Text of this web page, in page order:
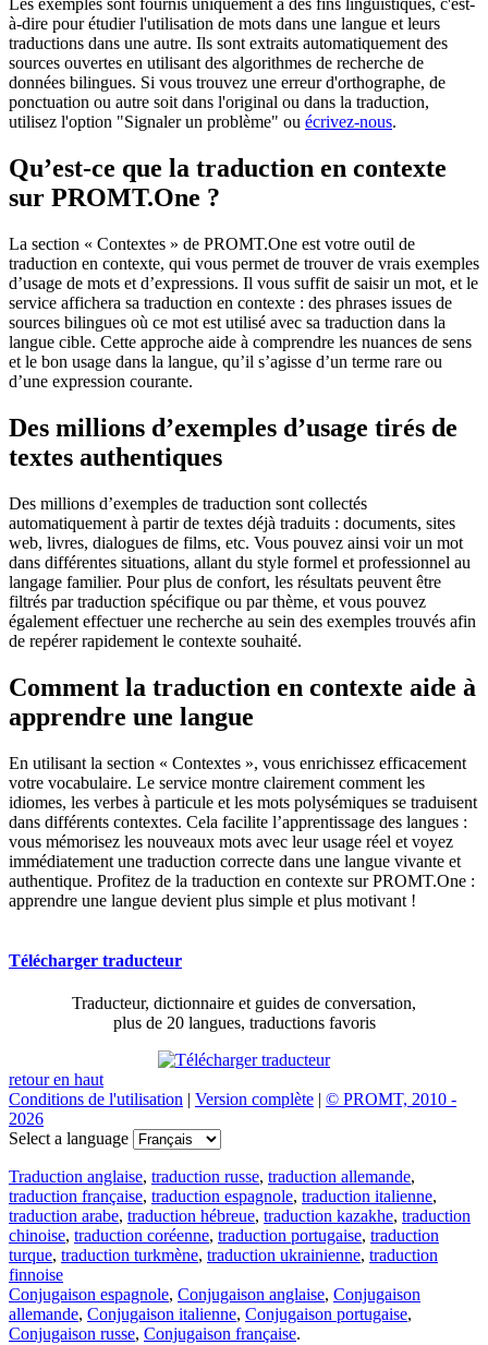
Les exemples sont fournis uniquement à des fins linguistiques, c'est-
à-dire pour étudier l'utilisation de mots dans une langue et leurs
traductions dans une autre. Ils sont extraits automatiquement des
sources ouvertes en utilisant des algorithmes de recherche de
données bilingues. Si vous trouvez une erreur d'orthographe, de
ponctuation ou autre soit dans l'original ou dans la traduction,
utilisez l'option "Signaler un problème" ou écrivez-nous.
Qu’est-ce que la traduction en contexte
sur PROMT.One ?
La section « Contextes » de PROMT.One est votre outil de
traduction en contexte, qui vous permet de trouver de vrais exemples
d’usage de mots et d’expressions. Il vous suffit de saisir un mot, et le
service affichera sa traduction en contexte : des phrases issues de
sources bilingues où ce mot est utilisé avec sa traduction dans la
langue cible. Cette approche aide à comprendre les nuances de sens
et le bon usage dans la langue, qu’il s’agisse d’un terme rare ou
d’une expression courante.
Des millions d’exemples d’usage tirés de
textes authentiques
Des millions d’exemples de traduction sont collectés
automatiquement à partir de textes déjà traduits : documents, sites
web, livres, dialogues de films, etc. Vous pouvez ainsi voir un mot
dans différentes situations, allant du style formel et professionnel au
langage familier. Pour plus de confort, les résultats peuvent être
filtrés par traduction spécifique ou par thème, et vous pouvez
également effectuer une recherche au sein des exemples trouvés afin
de repérer rapidement le contexte souhaité.
Comment la traduction en contexte aide à
apprendre une langue
En utilisant la section « Contextes », vous enrichissez efficacement
votre vocabulaire. Le service montre clairement comment les
idiomes, les verbes à particule et les mots polysémiques se traduisent
dans différents contextes. Cela facilite l’apprentissage des langues :
vous mémorisez les nouveaux mots avec leur usage réel et voyez
immédiatement une traduction correcte dans une langue vivante et
authentique. Profitez de la traduction en contexte sur PROMT.One :
apprendre une langue devient plus simple et plus motivant !
Télécharger traducteur
Traducteur, dictionnaire et guides de conversation,
plus de 20 langues, traductions favoris
retour en haut
Conditions de l'utilisation | Version complète | © PROMT, 2010 -
2026
Select a language
Traduction anglaise, traduction russe, traduction allemande,
traduction française, traduction espagnole, traduction italienne,
traduction arabe, traduction hébreue, traduction kazakhe, traduction
chinoise, traduction coréenne, traduction portugaise, traduction
turque, traduction turkmène, traduction ukrainienne, traduction
finnoise
Conjugaison espagnole, Conjugaison anglaise, Conjugaison
allemande, Conjugaison italienne, Conjugaison portugaise,
Conjugaison russe, Conjugaison française.